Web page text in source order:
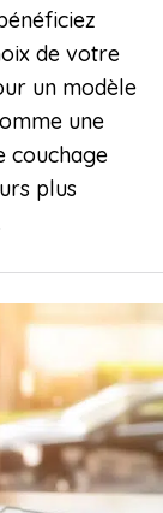
de votre
un modèle
une
couchage
plus